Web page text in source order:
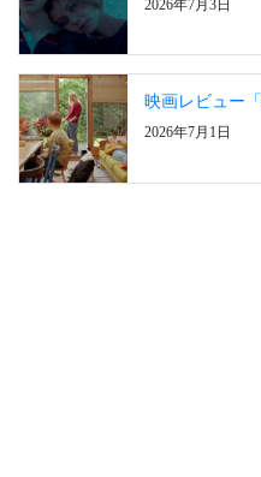
2026年7月3日
映画レビュー
2026年7月1日